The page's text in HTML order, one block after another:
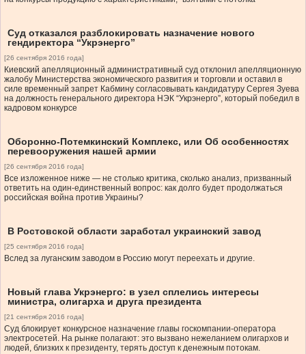
Суд отказался разблокировать назначение нового
гендиректора “Укрэнерго”
[26 сентября 2016 года]
Киевский апелляционный административный суд отклонил апелляционную
жалобу Министерства экономического развития и торговли и оставил в
силе временный запрет Кабмину согласовывать кандидатуру Сергея Зуева
на должность генерального директора НЭК “Укрэнерго”, который победил в
кадровом конкурсе
Оборонно-Потемкинский Комплекс, или Об особенностях
перевооружения нашей армии
[26 сентября 2016 года]
Все изложенное ниже — не столько критика, сколько анализ, призванный
ответить на один-единственный вопрос: как долго будет продолжаться
российская война против Украины?
В Ростовской области заработал украинский завод
[25 сентября 2016 года]
Вслед за луганским заводом в Россию могут переехать и другие.
Новый глава Укрэнерго: в узел сплелись интересы
министра, олигарха и друга президента
[21 сентября 2016 года]
Суд блокирует конкурсное назначение главы госкомпании-оператора
электросетей. На рынке полагают: это вызвано нежеланием олигархов и
людей, близких к президенту, терять доступ к денежным потокам.